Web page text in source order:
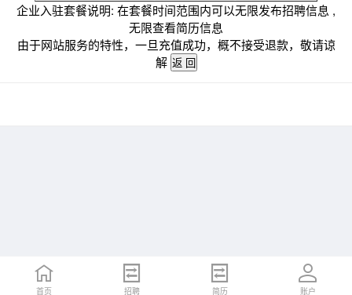
企业入驻套餐说明: 在套餐时间范围内可以无限发布招聘信息 ,
无限查看简历信息
由于网站服务的特性，一旦充值成功，概不接受退款，敬请谅
解
首页 招聘 简历 账户